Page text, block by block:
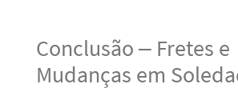
Conclusão – Fretes e
Mudanças em